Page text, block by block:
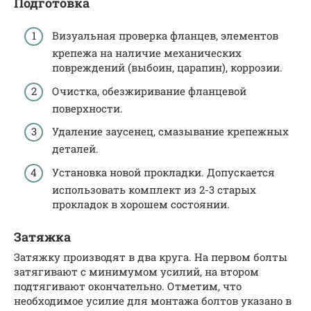
Визуальная проверка фланцев, элементов
крепежа на наличие механических
повреждений (выбоин, царапин), коррозии.
Очистка, обезжиривание фланцевой
поверхности.
Удаление заусенец, смазывание крепежных
деталей.
Установка новой прокладки. Допускается
использовать комплект из 2-3 старых
прокладок в хорошем состоянии.
Затяжка
Затяжку производят в два круга. На первом болты
затягивают с минимумом усилий, на втором
подтягивают окончательно. Отметим, что
необходимое усилие для монтажа болтов указано в